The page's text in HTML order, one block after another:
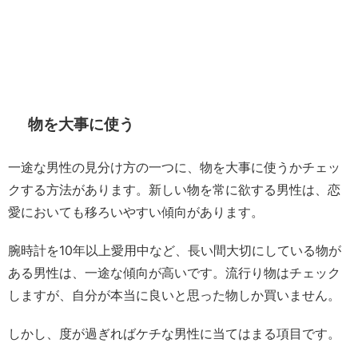
物を大事に使う
一途な男性の見分け方の一つに、物を大事に使うかチェッ
クする方法があります。新しい物を常に欲する男性は、恋
愛においても移ろいやすい傾向があります。
腕時計を10年以上愛用中など、長い間大切にしている物が
ある男性は、一途な傾向が高いです。流行り物はチェック
しますが、自分が本当に良いと思った物しか買いません。
しかし、度が過ぎればケチな男性に当てはまる項目です。